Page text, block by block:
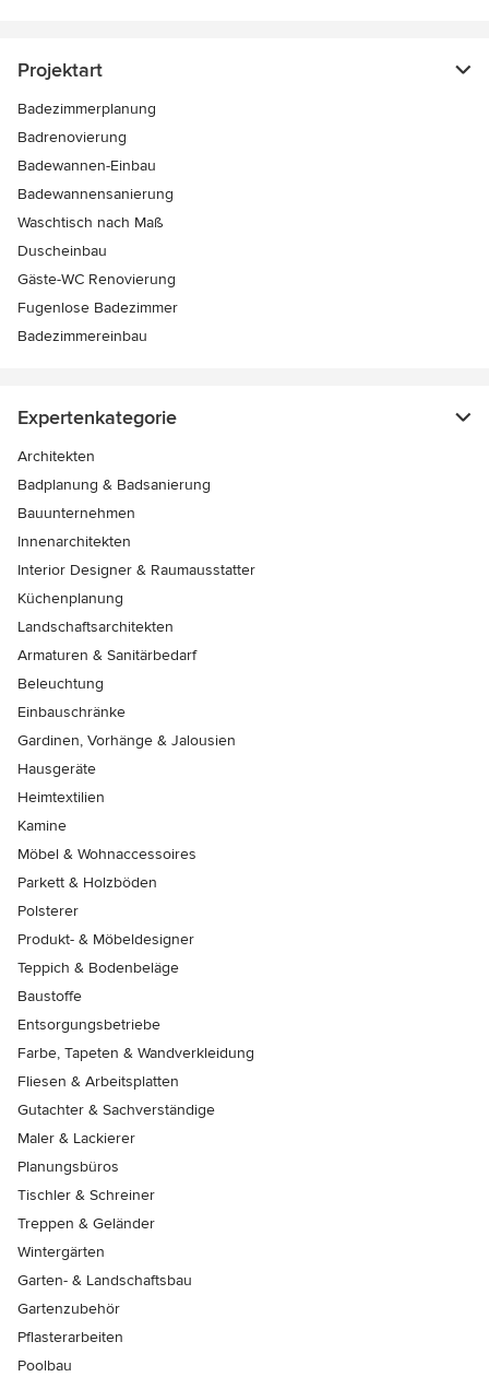
Projektart
Badezimmerplanung
Badrenovierung
Badewannen-Einbau
Badewannensanierung
Waschtisch nach Maß
Duscheinbau
Gäste-WC Renovierung
Fugenlose Badezimmer
Badezimmereinbau
Expertenkategorie
Architekten
Badplanung & Badsanierung
Bauunternehmen
Innenarchitekten
Interior Designer & Raumausstatter
Küchenplanung
Landschaftsarchitekten
Armaturen & Sanitärbedarf
Beleuchtung
Einbauschränke
Gardinen, Vorhänge & Jalousien
Hausgeräte
Heimtextilien
Kamine
Möbel & Wohnaccessoires
Parkett & Holzböden
Polsterer
Produkt- & Möbeldesigner
Teppich & Bodenbeläge
Baustoffe
Entsorgungsbetriebe
Farbe, Tapeten & Wandverkleidung
Fliesen & Arbeitsplatten
Gutachter & Sachverständige
Maler & Lackierer
Planungsbüros
Tischler & Schreiner
Treppen & Geländer
Wintergärten
Garten- & Landschaftsbau
Gartenzubehör
Pflasterarbeiten
Poolbau